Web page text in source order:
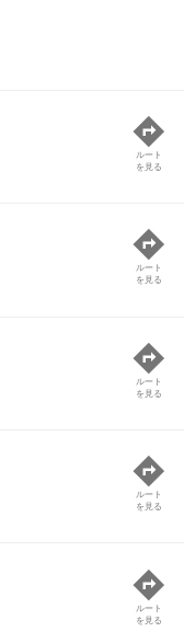
ルート
を見る
ルート
を見る
ルート
を見る
ルート
を見る
ルート
を見る